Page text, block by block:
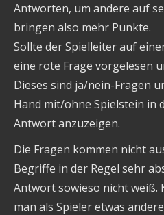
Antworten, um andere auf
bringen also mehr Punkte.
Sollte der Spielleiter auf
eine rote Frage vorgelesen
Dieses sind ja/nein-Fragen
Hand mit/ohne Spielstein in
Antwort anzuzeigen.
Die Fragen kommen nicht
Begriffe in der Regel sehr
Antwort sowieso nicht weiß.
man als Spieler etwas